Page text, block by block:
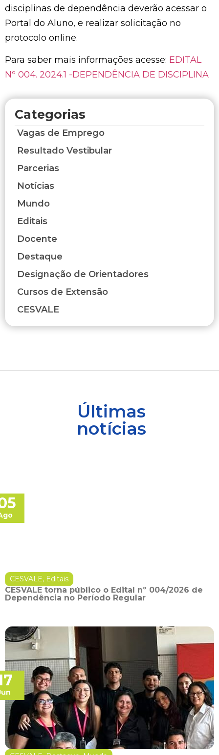
disciplinas de dependência deverão acessar o
Portal do Aluno, e realizar solicitação no
protocolo online.
Para saber mais informações acesse: EDITAL
Nº 004. 2024.1 -DEPENDÊNCIA DE DISCIPLINA
Categorias
Vagas de Emprego
Resultado Vestibular
Parcerias
Notícias
Mundo
Editais
Docente
Destaque
Designação de Orientadores
Cursos de Extensão
CESVALE
Últimas
notícias
CESVALE, Editais
CESVALE torna público o Edital nº 004/2026 de
Dependência no Período Regular